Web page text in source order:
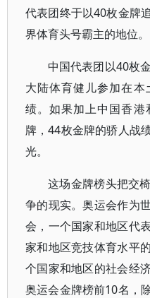
代表团终于以40枚金牌
界体育头号霸主的地位。
中国代表团以40枚
大陆体育健儿参加在
绩。如果加上中国香
牌，44枚金牌的骄人战
光。
这场金牌榜头把交
争的现实。奥运会作为
会，一个国家和地区代
家和地区竞技体育水平
个国家和地区的社会经
奥运会金牌榜前10名，